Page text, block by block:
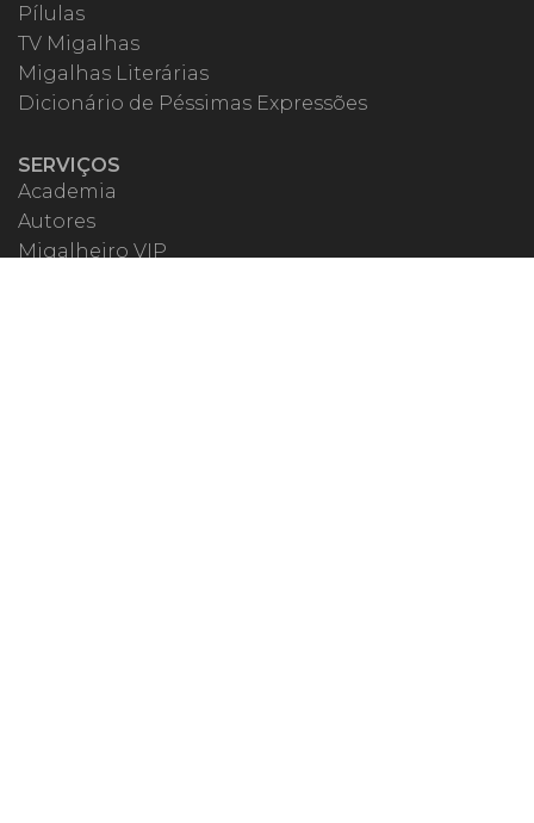
Pílulas
TV Migalhas
Migalhas Literárias
Dicionário de Péssimas Expressões
SERVIÇOS
Academia
Autores
Migalheiro VIP